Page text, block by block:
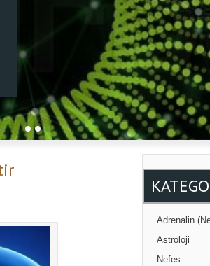
Adrenalin
Astroloji
Nefes